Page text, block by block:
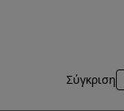
Σύγκριση